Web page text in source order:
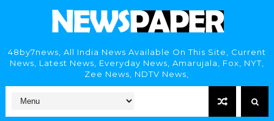
48by7news, All India News Available On This Site, Current
News, Latest News, Everyday News, Amarujala, Fox, NYT,
Zee News, NDTV News,